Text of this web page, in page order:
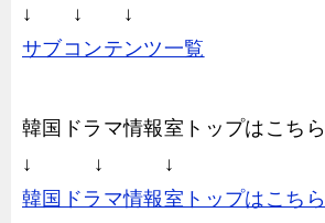
↓ ↓ ↓
サブコンテンツ一覧
韓国ドラマ情報室トップはこちら
↓ ↓ ↓
韓国ドラマ情報室トップはこちら